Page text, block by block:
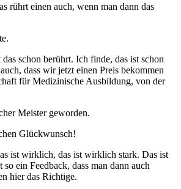
rührt einen auch, wenn man dann das
schon berührt. Ich finde, das ist schon
dass wir jetzt einen Preis bekommen
für Medizinische Ausbildung, von der
Meister geworden.
Glückwunsch!
ist wirklich, das ist wirklich stark. Das ist
ein Feedback, dass man dann auch
hier das Richtige.